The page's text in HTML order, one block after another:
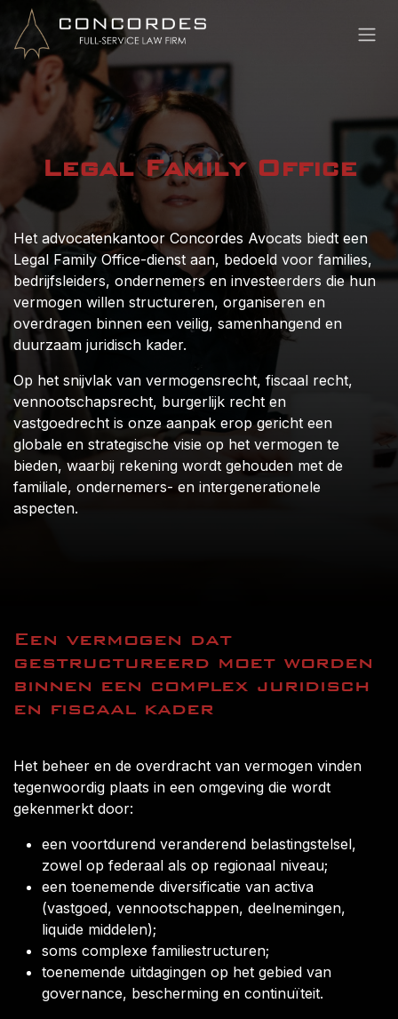
Overslaan naar inhoud
Legal Family Office
Het advocatenkantoor Concordes Avocats biedt een
Legal Family Office-dienst aan, bedoeld voor families,
bedrijfsleiders, ondernemers en investeerders die hun
vermogen willen structureren, organiseren en
overdragen binnen een veilig, samenhangend en
duurzaam juridisch kader.
Op het snijvlak van vermogensrecht, fiscaal recht,
vennootschapsrecht, burgerlijk recht en
vastgoedrecht is onze aanpak erop gericht een
globale en strategische visie op het vermogen te
bieden, waarbij rekening wordt gehouden met de
familiale, ondernemers- en intergenerationele
aspecten.
Een vermogen dat
gestructureerd moet worden
binnen een complex juridisch
en fiscaal kader
Het beheer en de overdracht van vermogen vinden
tegenwoordig plaats in een omgeving die wordt
gekenmerkt door:
een voortdurend veranderend belastingstelsel,
zowel op federaal als op regionaal niveau;
een toenemende diversificatie van activa
(vastgoed, vennootschappen, deelnemingen,
liquide middelen);
soms complexe familiestructuren;
toenemende uitdagingen op het gebied van
governance, bescherming en continuïteit.